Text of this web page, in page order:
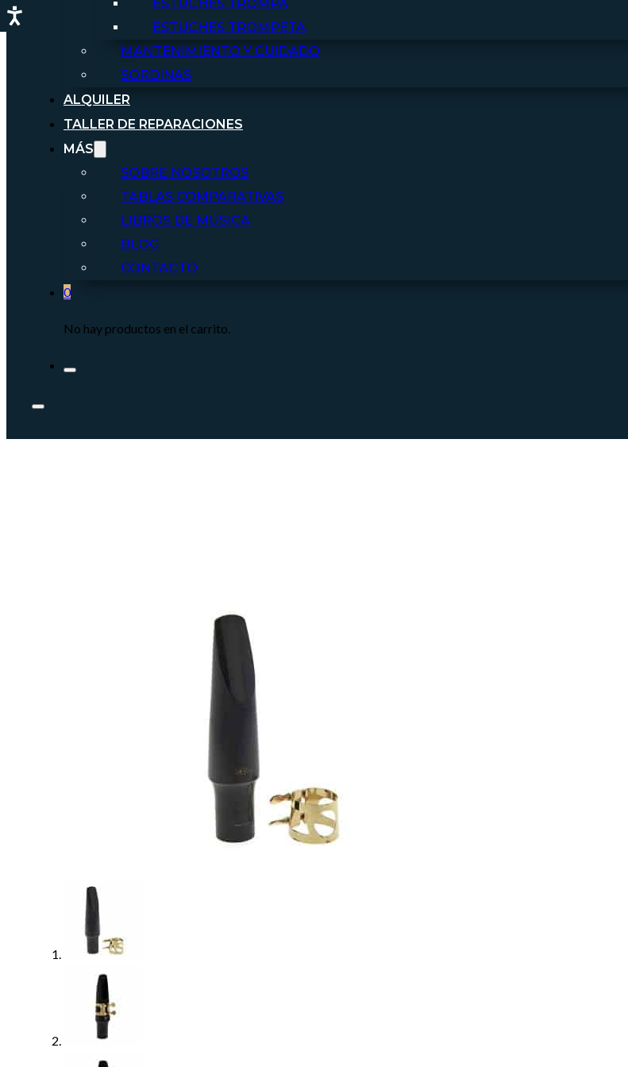
ESTUCHES TROMPA
ESTUCHES TROMPETA
MANTENIMIENTO Y CUIDADO
SORDINAS
ALQUILER
TALLER DE REPARACIONES
MÁS
SOBRE NOSOTROS
TABLAS COMPARATIVAS
LIBROS DE MÚSICA
BLOG
CONTACTO
0
No hay productos en el carrito.